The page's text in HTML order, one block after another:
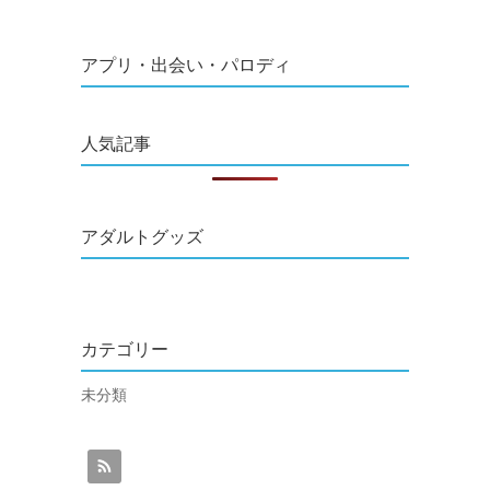
アプリ・出会い・パロディ
人気記事
アダルトグッズ
カテゴリー
未分類